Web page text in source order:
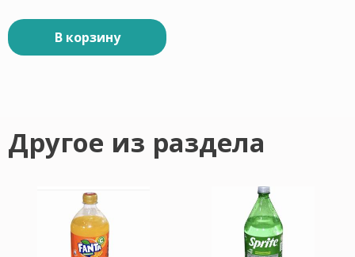
В корзину
Другое из раздела